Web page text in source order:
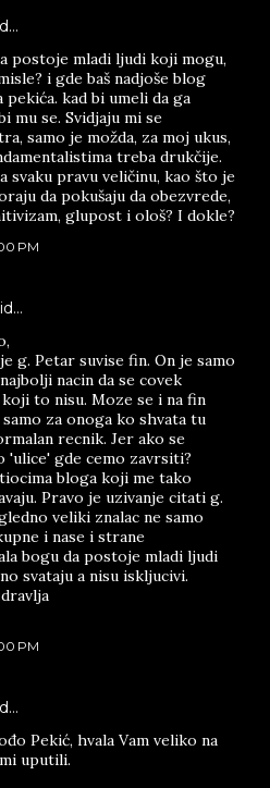
postoje mladi ljudi koji mogu,
i gde baš nadjoše blog
kad bi umeli da ga
mu se. Svidjaju mi se
samo je možda, za moj ukus,
treba drukčije.
svaku pravu veličinu, kao što je
da pokušaju da obezvrede,
glupost i ološ? I dokle?
PM
g. Petar suvise fin. On je samo
nacin da se covek
to nisu. Moze se i na fin
za onoga ko shvata tu
recnik. Jer ako se
'ulice' gde cemo zavrsiti?
bloga koji me tako
Pravo je uzivanje citati g.
veliki znalac ne samo
i nase i strane
bogu da postoje mladi ljudi
svataju a nisu iskljucivi.
PM
Pekić, hvala Vam veliko na
uputili.